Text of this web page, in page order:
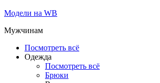
Модели на WB
Мужчинам
Посмотреть всё
Одежда
Посмотреть всё
Брюки